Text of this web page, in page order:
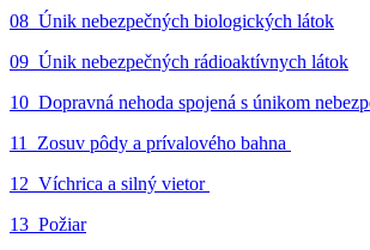
08_Únik nebezpečných biologických látok
09_Únik nebezpečných rádioaktívnych látok
10_Dopravná nehoda spojená s únikom
11_Zosuv pôdy a prívalového bahna
12_Víchrica a silný vietor
13_Požiar